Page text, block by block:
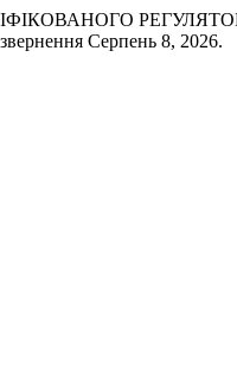
Серпень 8, 2026.